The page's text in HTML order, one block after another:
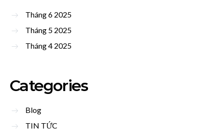
Tháng 6 2025
Tháng 5 2025
Tháng 4 2025
Categories
Blog
TIN TỨC